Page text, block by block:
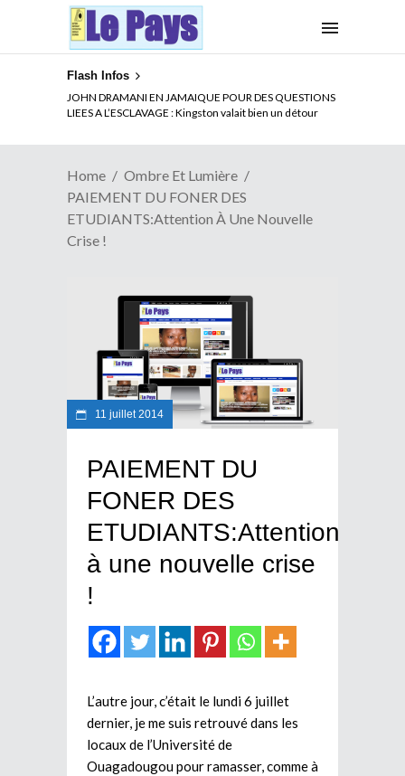
Flash Infos
ELECTION DE TALON A LA TETE DU SENAT BENINOIS :
Quand Patrice quitte le pouvoir sans partir !
Home
Ombre Et Lumière
PAIEMENT DU FONER DES
ETUDIANTS:Attention À Une Nouvelle
Crise !
11 juillet 2014
PAIEMENT DU
FONER DES
ETUDIANTS:Attention
à une nouvelle crise
!
L’autre jour, c’était le lundi 6 juillet
dernier, je me suis retrouvé dans les
locaux de l’Université de
Ouagadougou pour ramasser, comme à